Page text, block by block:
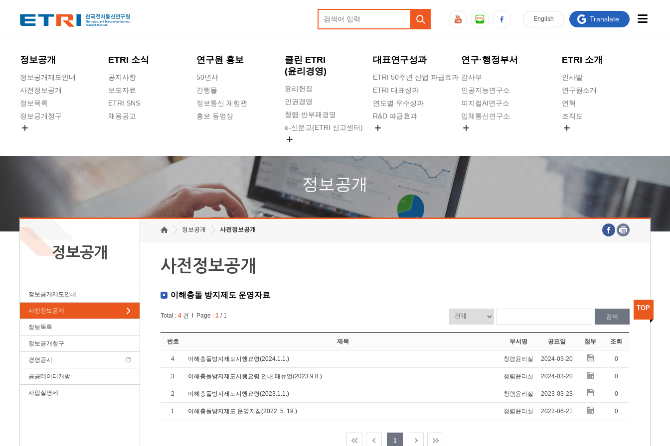
정보공개
정보공개제도안내
사전정보공개
정보목록
정보공개청구
ETRI 소식
공지사항
보도자료
ETRI SNS
채용공고
연구원 홍보
50년사
간행물
정보통신 체험관
홍보 동영상
클린 ETRI
(윤리경영)
윤리헌장
인권경영
청렴·반부패경영
e-신문고(ETRI 신고센터)
청렴포털 신고
고객의소리
수의계약 현황
부패징계 현황
감사결과공개
대표연구성과
ETRI 50주년 산업 파급효과
ETRI 대표성과
연도별 우수성과
R&D 파급효과
연구·행정부서
감사부
인공지능연구소
피지컬AI연구소
입체통신연구소
ICT전략연구소
인공지능안전연구소
우주항공반도체전략연구단
대경권연구본부
호남권연구본부
기획본부
ETRI 소개
인사말
연구원소개
연혁
조직도
연구원 고객헌장
ETRI CI
찾아오시는길
English Translate
정보공개
정보공개
정보공개제도안내
사전정보공개
정보목록
정보공개청구
경영공시
공공데이터개방
사업실명제
정보공개 사전정보공개
사전정보공개
이해충돌 방지제도 운영자료
Total :4 건 l Page :1 / 1 검색
번호 제목 부서명 공표일 첨부 조회
4 이해충돌방지제도시행요령(2024.1.1.) 청렴윤리실 2024-03-20 0
3 이해충돌방지제도시행요령 안내 매뉴얼(2023.9.8.) 청렴윤리실 2024-03-20 0
2 이해충돌방지제도시행요령(2023.1.1.) 청렴윤리실 2023-03-23 0
1 이해충돌방지제도 운영지침(2022. 5. 19.) 청렴윤리실 2022-06-21 0
1
TOP